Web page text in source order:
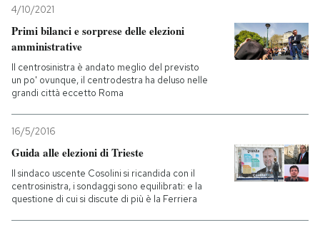
4/10/2021
Primi bilanci e sorprese delle elezioni
amministrative
Il centrosinistra è andato meglio del previsto
un po' ovunque, il centrodestra ha deluso nelle
grandi città eccetto Roma
16/5/2016
Guida alle elezioni di Trieste
Il sindaco uscente Cosolini si ricandida con il
centrosinistra, i sondaggi sono equilibrati: e la
questione di cui si discute di più è la Ferriera